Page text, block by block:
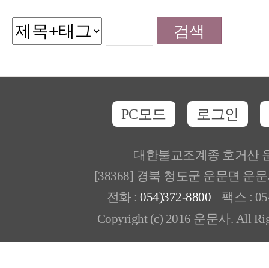
PC모드 로그인
대한불교조계종 호거산
[38368] 경북 청도군 운문면 운
전화 : 054)372-8800 팩스 :
Copyright (c) 2016 운문사. All